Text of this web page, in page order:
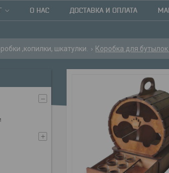
О НАС ДОСТАВКА И ОПЛАТА
,копилки, шкатулки. Коробка для